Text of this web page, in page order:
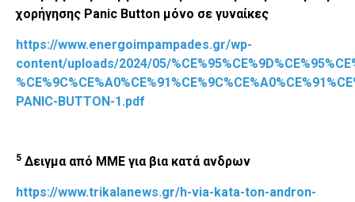
χορήγησης Panic Button μόνο σε γυναίκες
https://www.energoimpampades.gr/wp-
content/uploads/2024/05/
PANIC-BUTTON-1.pdf
5 Δειγμα από ΜΜΕ για βια κατά ανδρων
https://www.trikalanews.gr/h-via-kata-ton-andron-